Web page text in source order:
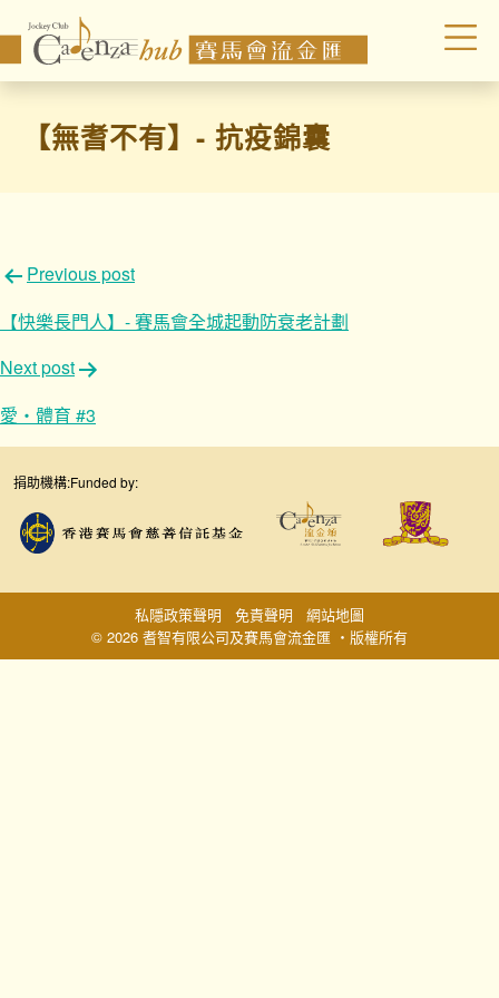
【無耆不有】- 抗疫錦囊
文
章
導
覽
Previous post
【快樂長門人】- 賽馬會全城起動防衰老計劃
Next post
愛‧體育 #3
捐助機構:Funded by:
© 2026 耆智有限公司及賽馬會流金匯 ‧版權所有
私隱政策聲明 免責聲明 網站地圖